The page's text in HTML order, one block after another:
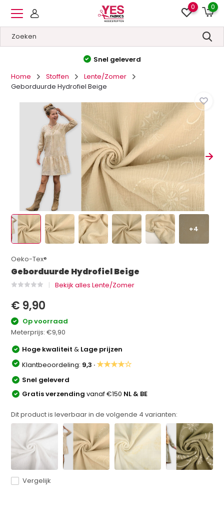
0 0
Hoge kwaliteit&Lage prijzen
Home
Stoffen
Lente/Zomer
Geborduurde Hydrofiel Beige
+4
Oeko-Tex®
Geborduurde Hydrofiel Beige
Bekijk alles Lente/Zomer
€ 9,90
Op voorraad
Meterprijs:€9,90
Hoge kwaliteit& Lage prijzen
Klantbeoordeling: 9,3 ·★★★★☆
Snel geleverd
Gratis verzendingvanaf €150 NL & BE
Dit product is leverbaar in de volgende 4 varianten:
Vergelijk